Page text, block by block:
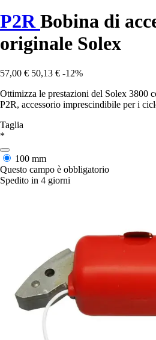
P2RBobina di
originale Solex
57,00 € 50,13 € -12%
Ottimizza le prestazioni del Solex 3800
P2R, accessorio imprescindibile per i
Taglia
*
100 mm
Questo campo è obbligatorio
Spedito in 4 giorni